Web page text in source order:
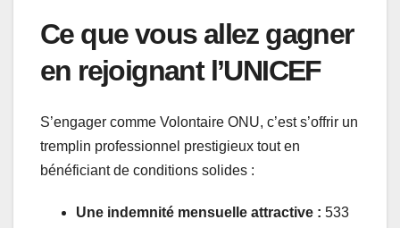
Ce que vous allez gagner
en rejoignant l’UNICEF
S’engager comme Volontaire ONU, c’est s’offrir un
tremplin professionnel prestigieux tout en
bénéficiant de conditions solides :
Une indemnité mensuelle attractive : 533